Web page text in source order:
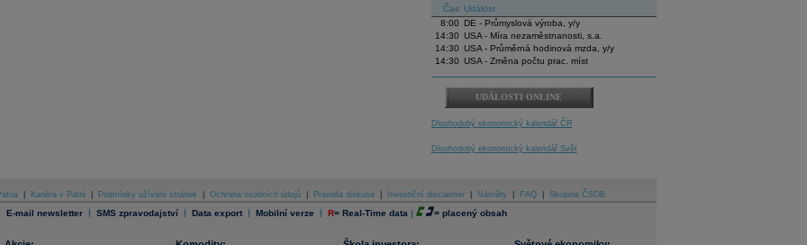
Čas Událost
8:00
DE - Průmyslová výroba, y/y
14:30 USA - Míra nezaměstnanosti, s.a.
14:30 USA - Průměrná hodinová mzda, y/y
14:30 USA - Změna počtu prac. míst
UDÁLOSTI ONLINE
Dlouhodobý ekonomický kalendář ČR
Dlouhodobý ekonomický kalendář Svět
Kariéra v Patrii Podmínky užívání stránek Ochrana osobních údajů Pravidla diskuse Investiční disclaimer Náměty FAQ Skupina ČSOB
E-mail newsletter | SMS zpravodajství | Data export | Mobilní verze | R= Real-Time data | = placený obsah